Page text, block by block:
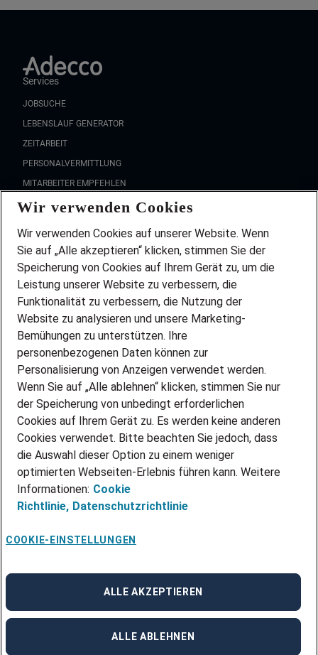
Services
JOBSUCHE
LEBENSLAUF GENERATOR
ZEITARBEIT
PERSONALVERMITTLUNG
MITARBEITER EMPFEHLEN
FAQ
Wir stellen ein!
DEINE BERUFSGRUPPE
DEINE LEBENSSITUATION
PARTNERSHIP WITH AIRBUS
INITIATIV BEWERBEN
ÜBER UNS
STANDORTE
BLOG
PRESSE
KONTAKT
@Adecco 2026
IMPRESSUM
DATENSCHUTZ
NUTZUNGSBEDINGUNGEN
COOKIE-RICHTLINIEN
BESCHWERDESTELLE
linkedinFacebook
Instagram
Wir verwenden Cookies
Wir verwenden Cookies auf unserer Website. Wenn
Sie auf „Alle akzeptieren“ klicken, stimmen Sie der
Speicherung von Cookies auf Ihrem Gerät zu, um die
Leistung unserer Website zu verbessern, die
Funktionalität zu verbessern, die Nutzung der
Website zu analysieren und unsere Marketing-
Bemühungen zu unterstützen. Ihre
personenbezogenen Daten können zur
Personalisierung von Anzeigen verwendet werden.
Wenn Sie auf „Alle ablehnen“ klicken, stimmen Sie nur
der Speicherung von unbedingt erforderlichen
Cookies auf Ihrem Gerät zu. Es werden keine anderen
Cookies verwendet. Bitte beachten Sie jedoch, dass
die Auswahl dieser Option zu einem weniger
optimierten Webseiten-Erlebnis führen kann. Weitere
Informationen: Cookie
Richtlinie, Datenschutzrichtlinie
COOKIE-EINSTELLUNGEN
ALLE ABLEHNEN
ALLE AKZEPTIEREN